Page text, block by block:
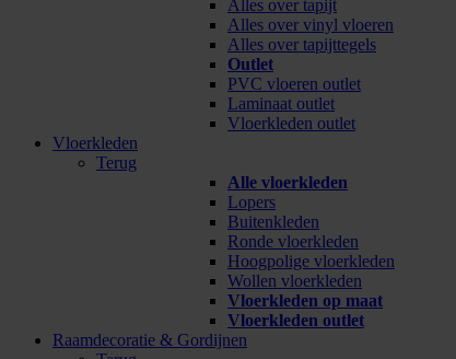
Alles over tapijt
Alles over vinyl vloeren
Alles over tapijttegels
Outlet
PVC vloeren outlet
Laminaat outlet
Vloerkleden outlet
Vloerkleden
Terug
Alle vloerkleden
Lopers
Buitenkleden
Ronde vloerkleden
Hoogpolige vloerkleden
Wollen vloerkleden
Vloerkleden op maat
Vloerkleden outlet
Raamdecoratie & Gordijnen